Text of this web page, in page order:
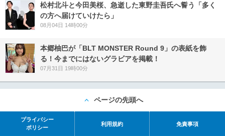
松村北斗と今田美桜、急逝した東野圭吾氏へ誓う「多く
の方へ届けていけたら」
08月04日 14時00分
本郷柚巴が「BLT MONSTER Round 9」の表紙を飾
る！今までにはないグラビアを掲載！
07月31日 19時00分
ページの先頭へ
プライバシー
ポリシー
利用規約 免責事項